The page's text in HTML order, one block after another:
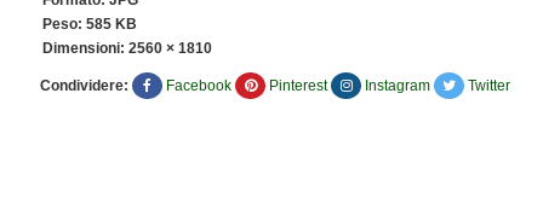
Peso: 585 KB
Dimensioni: 2560 × 1810
Condividere: Facebook Pinterest Instagram Twitter